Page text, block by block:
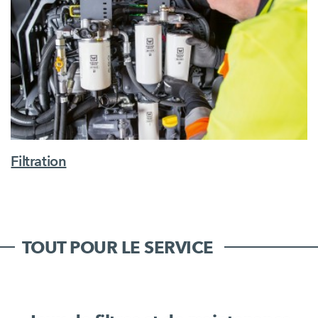
Filtration
TOUT POUR LE SERVICE